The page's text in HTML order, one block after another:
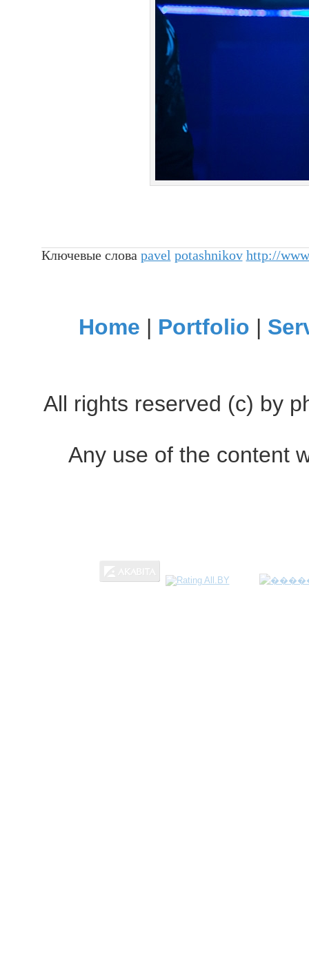
Ключевые слова pavel potashnikov http://
Home | Portfolio |
All rights reserved (c) by
Any use of the content